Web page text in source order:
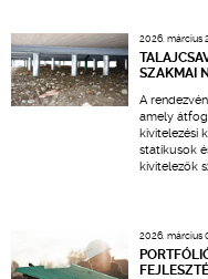
2026. március
SZAKMAI
A
amely
kivitelezési
statikusok
kivitelezők
2026. március